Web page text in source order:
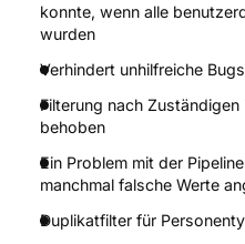
konnte, wenn alle
wurden
Verhindert unhilfreiche
Filterung nach
behoben
Ein Problem mit der
manchmal falsche Werte
Duplikatfilter für